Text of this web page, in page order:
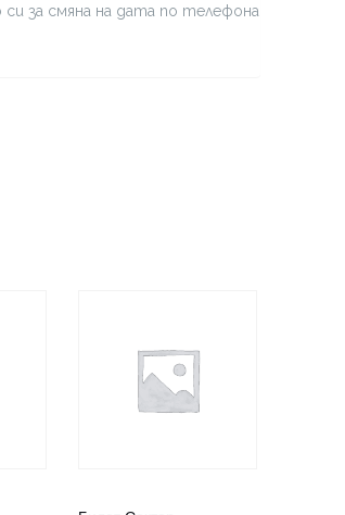
за смяна на дата по телефона